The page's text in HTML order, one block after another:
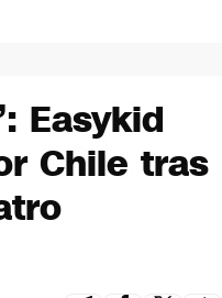
Easykid
Chile tras